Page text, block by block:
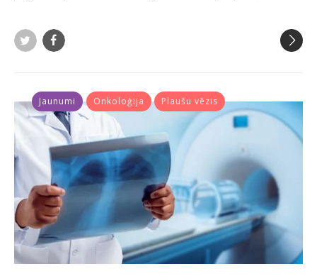
Jaunumi Onkoloģija Plaušu vēzis